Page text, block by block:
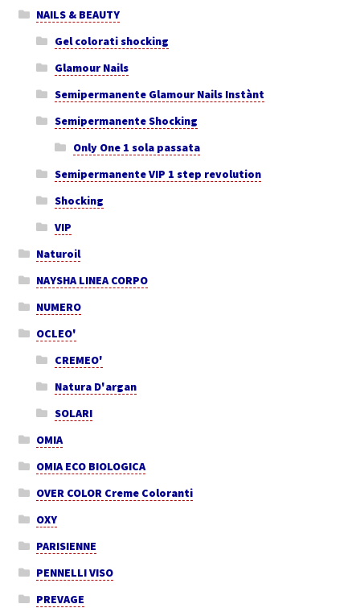
NAILS & BEAUTY
Gel colorati shocking
Glamour Nails
Semipermanente Glamour Nails Instànt
Semipermanente Shocking
Only One 1 sola passata
Semipermanente VIP 1 step revolution
Shocking
VIP
Naturoil
NAYSHA LINEA CORPO
NUMERO
OCLEO'
CREMEO'
Natura D'argan
SOLARI
OMIA
OMIA ECO BIOLOGICA
OVER COLOR Creme Coloranti
OXY
PARISIENNE
PENNELLI VISO
PREVAGE